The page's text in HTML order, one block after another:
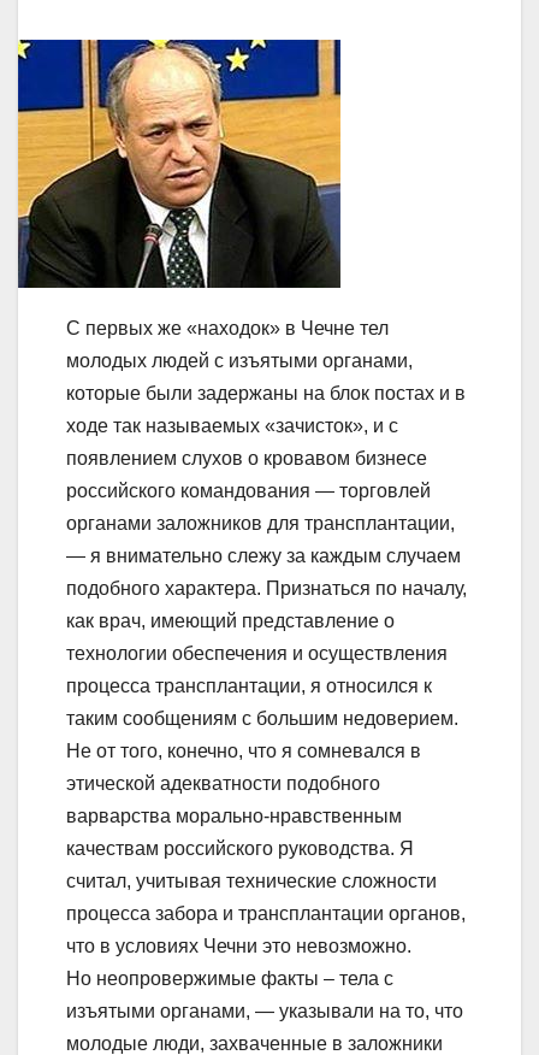
С первых же «находок» в Чечне тел
молодых людей с изъятыми органами,
которые были задержаны на блок постах и в
ходе так называемых «зачисток», и с
появлением слухов о кровавом бизнесе
российского командования — торговлей
органами заложников для трансплантации,
— я внимательно слежу за каждым случаем
подобного характера. Признаться по началу,
как врач, имеющий представление о
технологии обеспечения и осуществления
процесса трансплантации, я относился к
таким сообщениям с большим недоверием.
Не от того, конечно, что я сомневался в
этической адекватности подобного
варварства морально-нравственным
качествам российского руководства. Я
считал, учитывая технические сложности
процесса забора и трансплантации органов,
что в условиях Чечни это невозможно.
Но неопровержимые факты – тела с
изъятыми органами, — указывали на то, что
молодые люди, захваченные в заложники